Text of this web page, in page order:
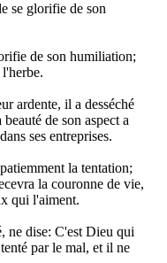
se glorifie de son
de son humiliation;
ardente, il a desséché
de son aspect a
ses entreprises.
la tentation;
la couronne de vie,
qui l'aiment.
ne dise: C'est Dieu qui
par le mal, et il ne